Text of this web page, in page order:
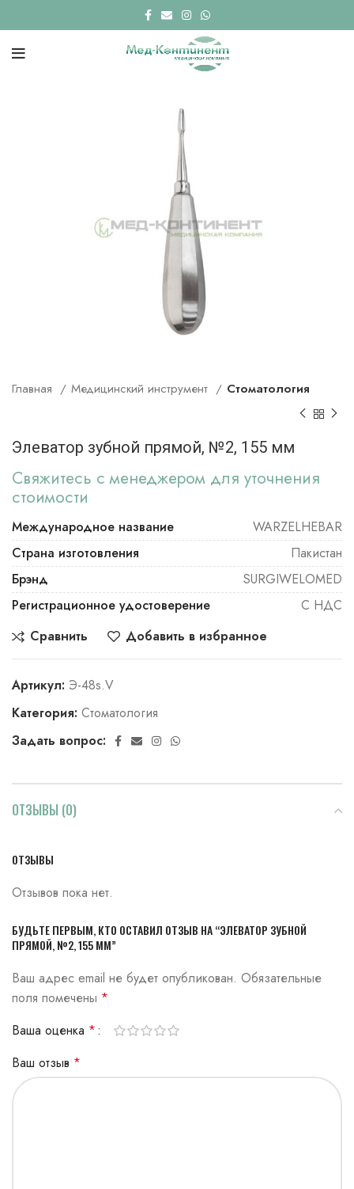
Главная Медицинский инструмент Стоматология
Элеватор зубной прямой, №2, 155 мм
Свяжитесь с менеджером для уточнения
стоимости
Международное название
WARZELHEBAR
Страна изготовления
Пакистан
Брэнд
SURGIWELOMED
Регистрационное удостоверение
С НДС
Сравнить
Добавить в избранное
Артикул: Э-48s.V
Категория: Стоматология
Задать вопрос:
ОТЗЫВЫ (0)
ОТЗЫВЫ
Отзывов пока нет.
БУДЬТЕ ПЕРВЫМ, КТО ОСТАВИЛ ОТЗЫВ НА “ЭЛЕВАТОР ЗУБНОЙ
ПРЯМОЙ, №2, 155 ММ”
Ваш адрес email не будет опубликован. Обязательные
поля помечены *
Ваша оценка *
Ваш отзыв *